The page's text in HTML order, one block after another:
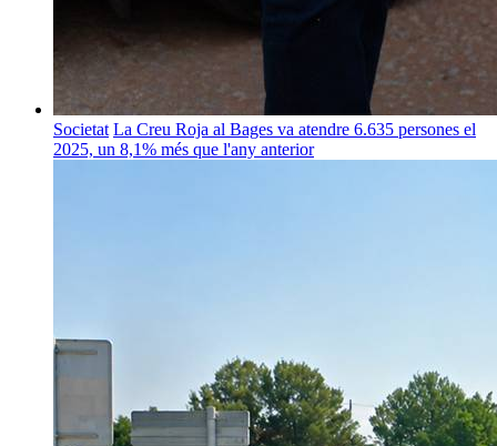
Societat La Creu Roja al Bages va atendre 6.635 persones el
2025, un 8,1% més que l'any anterior